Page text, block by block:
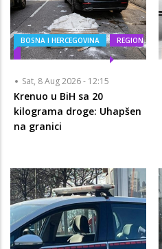
BOSNA I HERCEGOVINA REGION
Sat, 8 Aug 2026 - 12:15
Krenuo u BiH sa 20
kilograma droge: Uhapšen
na granici